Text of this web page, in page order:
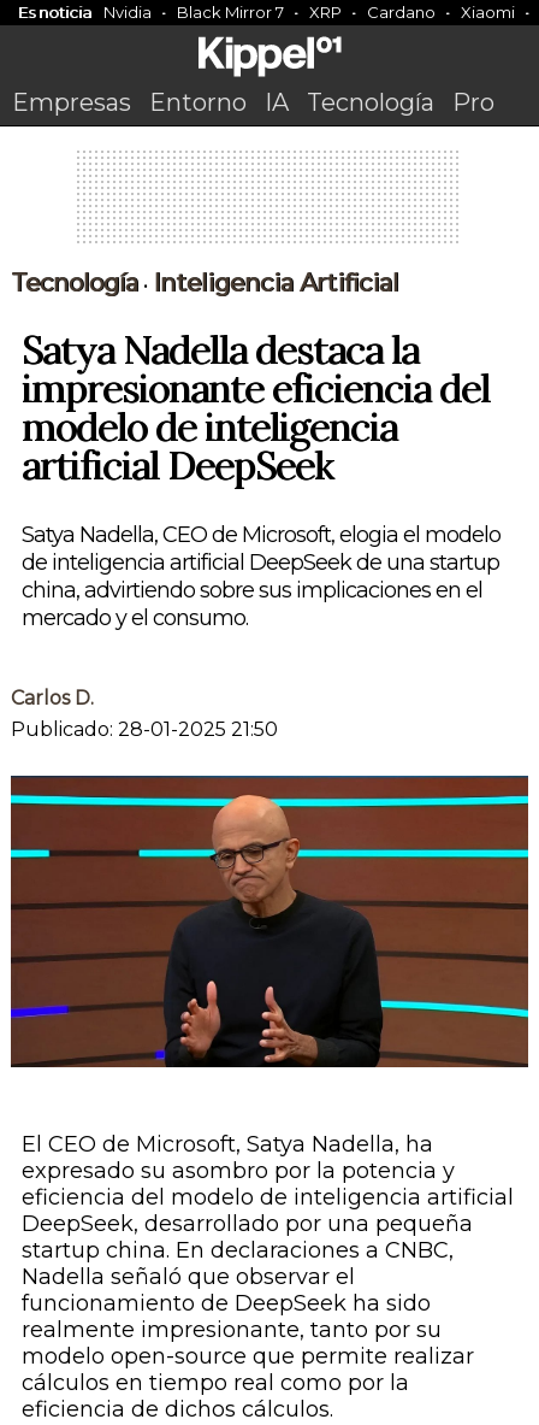
Es noticia Nvidia Black Mirror 7 XRP Cardano Xiaomi
Empresas Entorno IA Tecnología Pro
Tecnología• Inteligencia Artificial
Satya Nadella destaca la
impresionante eficiencia del
modelo de inteligencia
artificial DeepSeek
Satya Nadella, CEO de Microsoft, elogia el modelo
de inteligencia artificial DeepSeek de una startup
china, advirtiendo sobre sus implicaciones en el
mercado y el consumo.
Carlos D.
Publicado: 28-01-2025 21:50
El CEO de Microsoft, Satya Nadella, ha
expresado su asombro por la potencia y
eficiencia del modelo de inteligencia artificial
DeepSeek, desarrollado por una pequeña
startup china. En declaraciones a CNBC,
Nadella señaló que observar el
funcionamiento de DeepSeek ha sido
realmente impresionante, tanto por su
modelo open-source que permite realizar
cálculos en tiempo real como por la
eficiencia de dichos cálculos.